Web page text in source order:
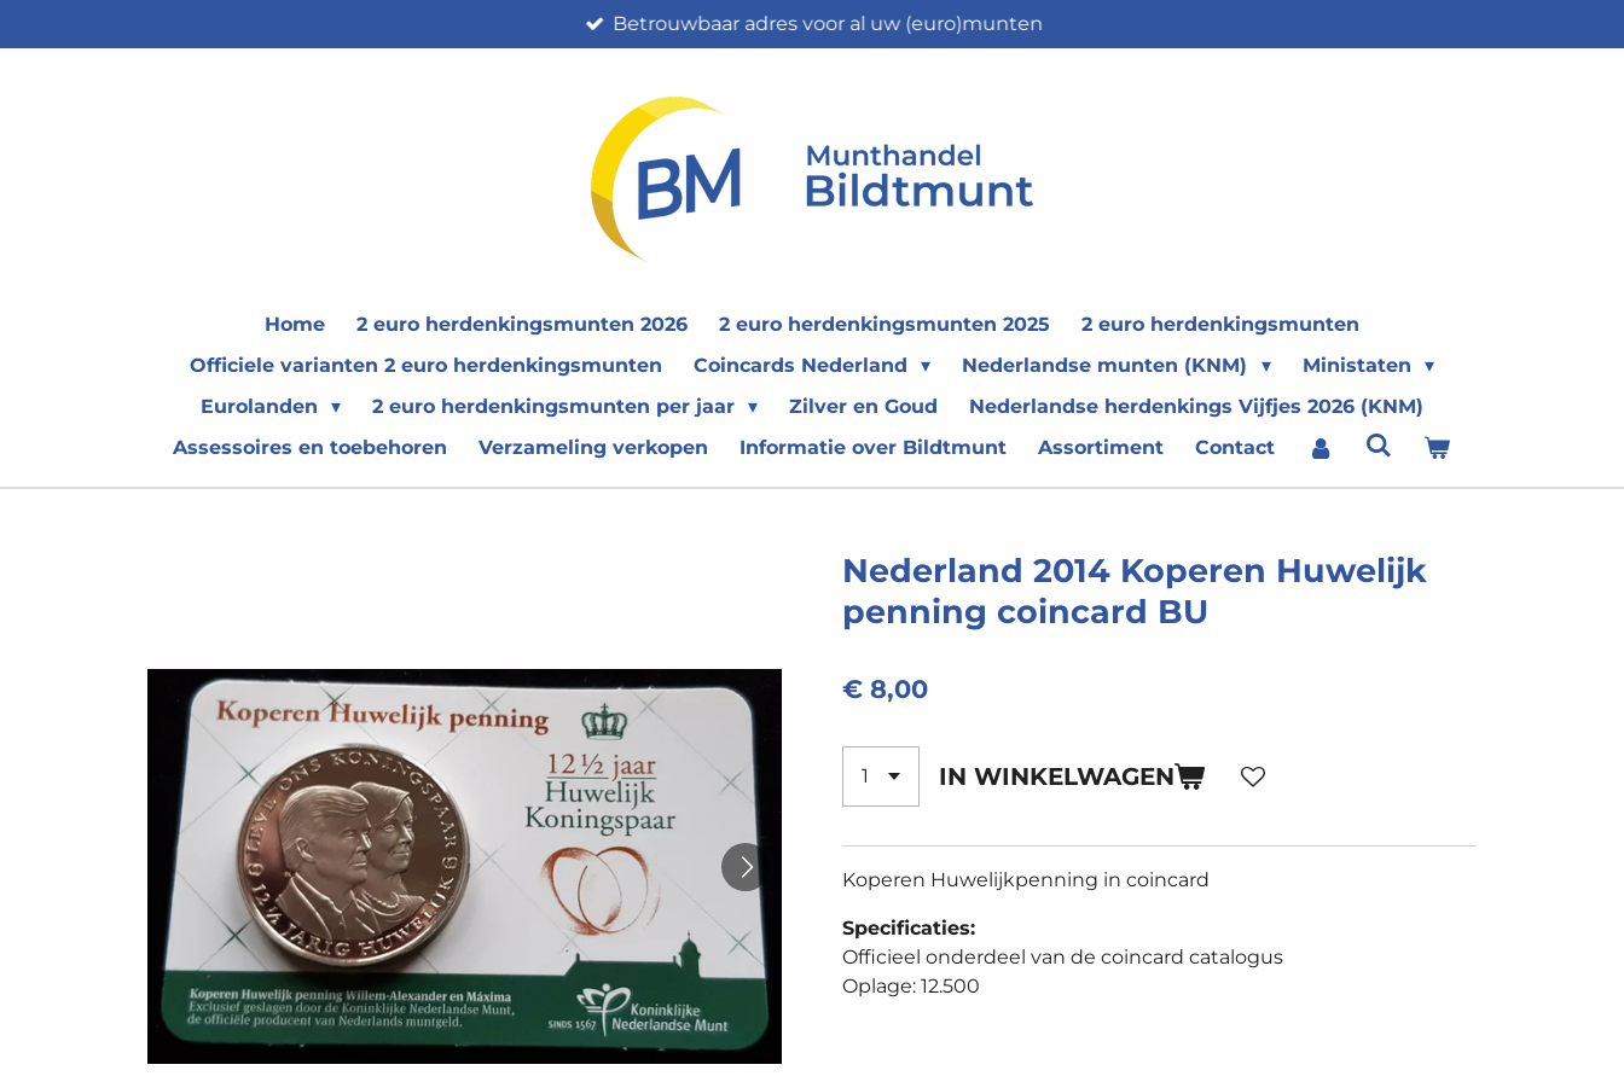
direct
Betrouwbaar adres voor al uw (euro)munten
Home 2 euro herdenkingsmunten 2026 2 euro herdenkingsmunten 2025
2 euro herdenkingsmunten
Officiele varianten 2 euro herdenkingsmunten
Coincards Nederland Nederlandse munten (KNM)
Ministaten
Eurolanden
2 euro herdenkingsmunten per jaar Zilver en Goud
Nederlandse herdenkings Vijfjes 2026 (KNM)
Assessoires en toebehoren
Verzameling verkopen Informatie over Bildtmunt Assortiment Contact
Nederland 2014 Koperen Huwelijk
penning coincard BU
€ 8,00
IN WINKELWAGEN
Koperen Huwelijkpenning in coincard
Specificaties:
Officieel onderdeel van de coincard catalogus
Oplage: 12.500